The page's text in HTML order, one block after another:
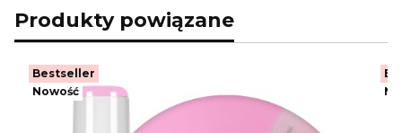
Produkty powiązane
Bestseller
Nowość